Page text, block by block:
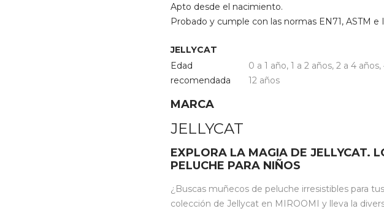
Apto desde el nacimiento.
Probado y cumple con las normas EN71, ASTM e
JELLYCAT
Edad
recomendada
0 a 1 año, 1 a 2 años, 2 a 4 años,
12 años
MARCA
JELLYCAT
EXPLORA LA MAGIA DE JELLYCAT.
PELUCHE PARA NIÑOS
¿Buscas muñecos de peluche irresistibles para
colección de Jellycat en MIROOMI y lleva la